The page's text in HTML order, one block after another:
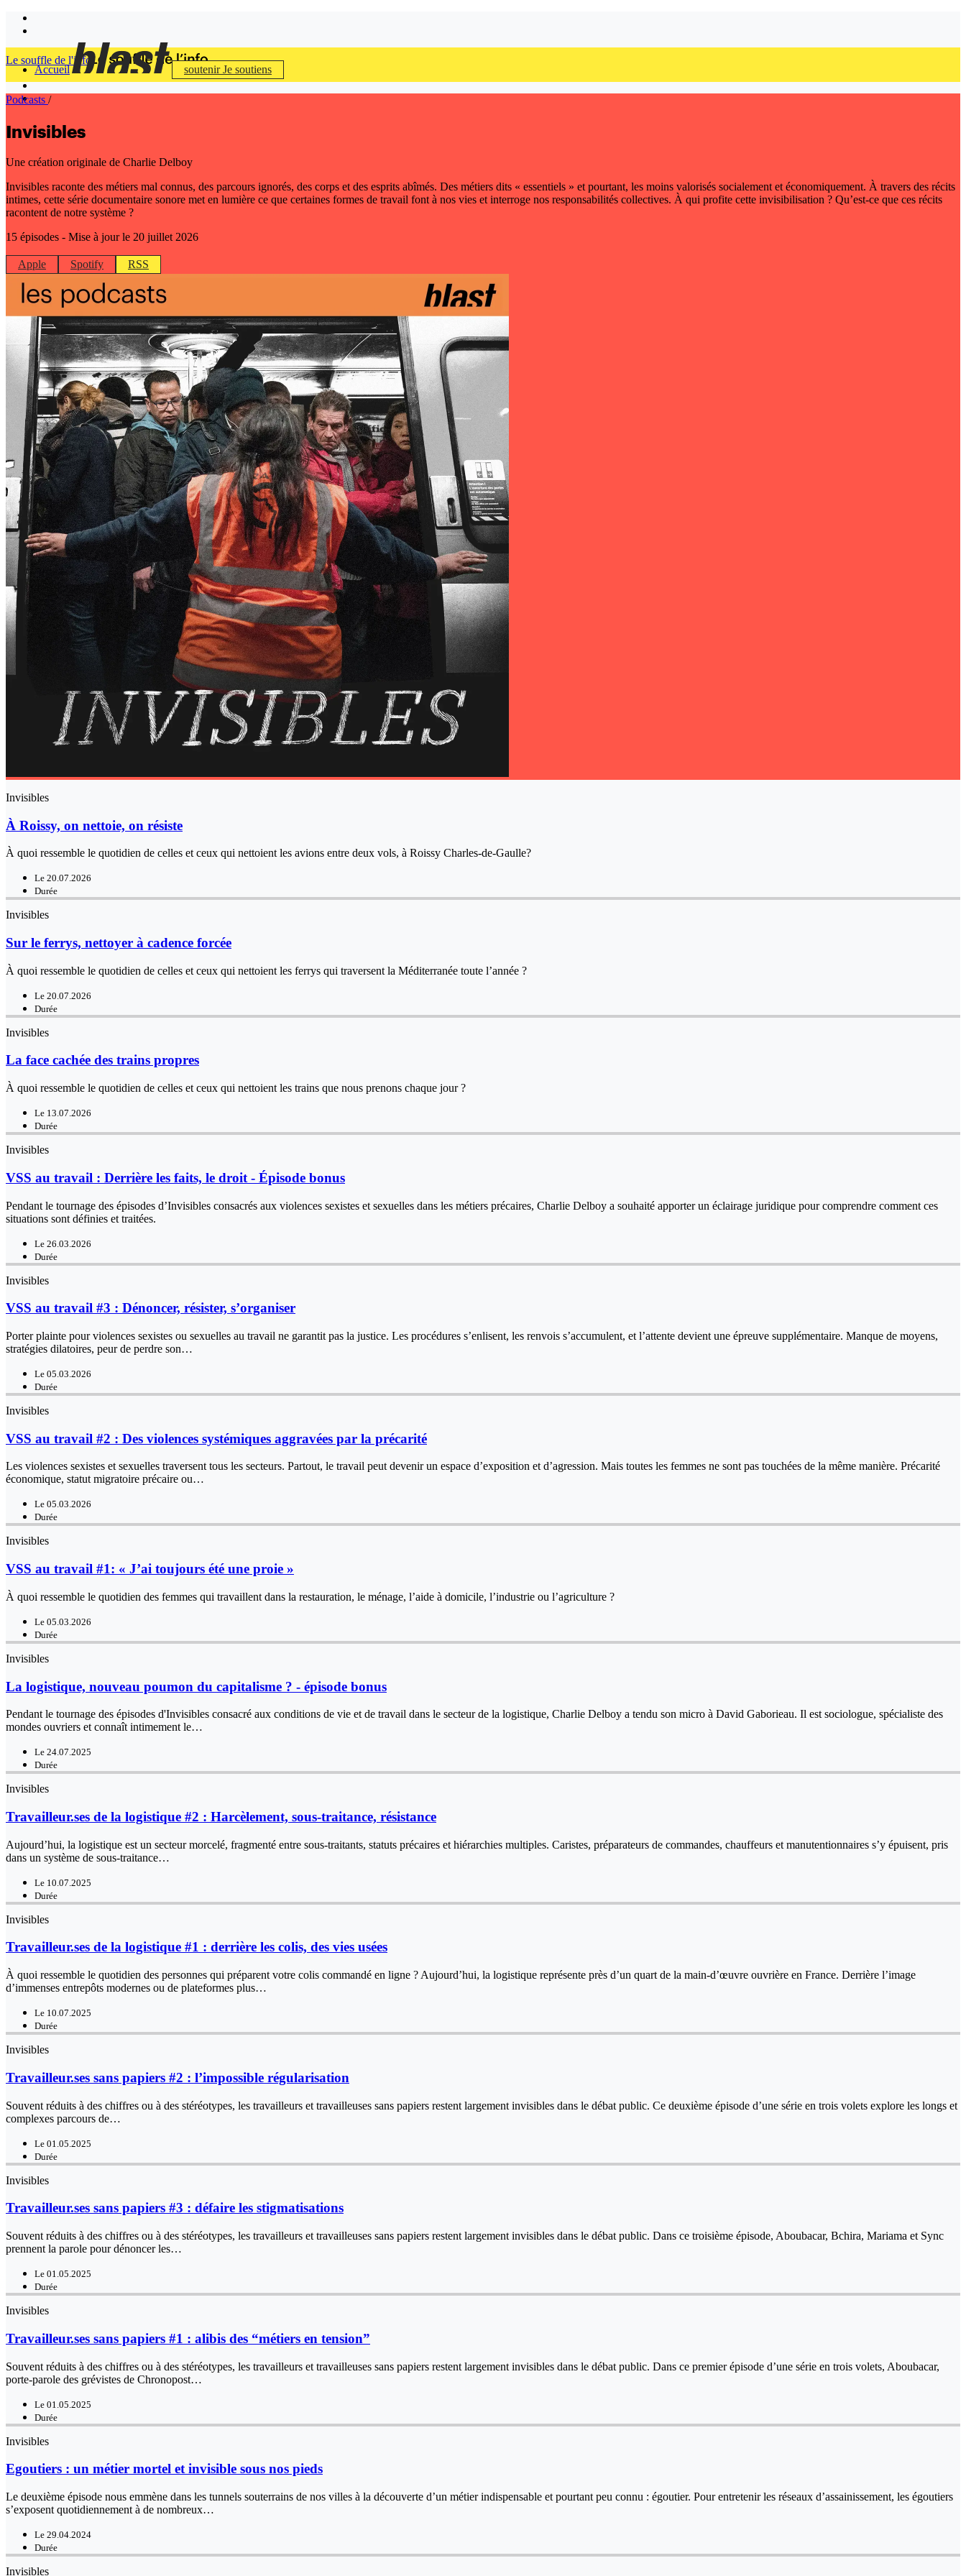
Accueil soutenirJe soutiens
Le souffle de l'info
Podcasts /
Invisibles
Une création originale de Charlie Delboy
Invisibles raconte des métiers mal connus, des parcours ignorés, des corps et des esprits abîmés. Des métiers dits « essentiels » et pourtant, les moins valorisés socialement et économiquement. À travers des récits
intimes, cette série documentaire sonore met en lumière ce que certaines formes de travail font à nos vies et interroge nos responsabilités collectives. À qui profite cette invisibilisation ? Qu’est-ce que ces récits
racontent de notre système ?
15 épisodes - Mise à jour le 20 juillet 2026
Apple Spotify RSS
Invisibles
À Roissy, on nettoie, on résiste
À quoi ressemble le quotidien de celles et ceux qui nettoient les avions entre deux vols, à Roissy Charles-de-Gaulle?
Le 20.07.2026
Durée
Invisibles
Sur le ferrys, nettoyer à cadence forcée
À quoi ressemble le quotidien de celles et ceux qui nettoient les ferrys qui traversent la Méditerranée toute l’année ?
Le 20.07.2026
Durée
Invisibles
La face cachée des trains propres
À quoi ressemble le quotidien de celles et ceux qui nettoient les trains que nous prenons chaque jour ?
Le 13.07.2026
Durée
Invisibles
VSS au travail : Derrière les faits, le droit - Épisode bonus
Pendant le tournage des épisodes d’Invisibles consacrés aux violences sexistes et sexuelles dans les métiers précaires, Charlie Delboy a souhaité apporter un éclairage juridique pour comprendre comment ces
situations sont définies et traitées.
Le 26.03.2026
Durée
Invisibles
VSS au travail #3 : Dénoncer, résister, s’organiser
Porter plainte pour violences sexistes ou sexuelles au travail ne garantit pas la justice. Les procédures s’enlisent, les renvois s’accumulent, et l’attente devient une épreuve supplémentaire. Manque de moyens,
stratégies dilatoires, peur de perdre son…
Le 05.03.2026
Durée
Invisibles
VSS au travail #2 : Des violences systémiques aggravées par la précarité
Les violences sexistes et sexuelles traversent tous les secteurs. Partout, le travail peut devenir un espace d’exposition et d’agression. Mais toutes les femmes ne sont pas touchées de la même manière. Précarité
économique, statut migratoire précaire ou…
Le 05.03.2026
Durée
Invisibles
VSS au travail #1: « J’ai toujours été une proie »
À quoi ressemble le quotidien des femmes qui travaillent dans la restauration, le ménage, l’aide à domicile, l’industrie ou l’agriculture ?
Le 05.03.2026
Durée
Invisibles
La logistique, nouveau poumon du capitalisme ? - épisode bonus
Pendant le tournage des épisodes d'Invisibles consacré aux conditions de vie et de travail dans le secteur de la logistique, Charlie Delboy a tendu son micro à David Gaborieau. Il est sociologue, spécialiste des
mondes ouvriers et connaît intimement le…
Le 24.07.2025
Durée
Invisibles
Travailleur.ses de la logistique #2 : Harcèlement, sous-traitance, résistance
Aujourd’hui, la logistique est un secteur morcelé, fragmenté entre sous-traitants, statuts précaires et hiérarchies multiples. Caristes, préparateurs de commandes, chauffeurs et manutentionnaires s’y épuisent, pris
dans un système de sous-traitance…
Le 10.07.2025
Durée
Invisibles
Travailleur.ses de la logistique #1 : derrière les colis, des vies usées
À quoi ressemble le quotidien des personnes qui préparent votre colis commandé en ligne ? Aujourd’hui, la logistique représente près d’un quart de la main-d’œuvre ouvrière en France. Derrière l’image
d’immenses entrepôts modernes ou de plateformes plus…
Le 10.07.2025
Durée
Invisibles
Travailleur.ses sans papiers #2 : l’impossible régularisation
Souvent réduits à des chiffres ou à des stéréotypes, les travailleurs et travailleuses sans papiers restent largement invisibles dans le débat public. Ce deuxième épisode d’une série en trois volets explore les longs et
complexes parcours de…
Le 01.05.2025
Durée
Invisibles
Travailleur.ses sans papiers #3 : défaire les stigmatisations
Souvent réduits à des chiffres ou à des stéréotypes, les travailleurs et travailleuses sans papiers restent largement invisibles dans le débat public. Dans ce troisième épisode, Aboubacar, Bchira, Mariama et Sync
prennent la parole pour dénoncer les…
Le 01.05.2025
Durée
Invisibles
Travailleur.ses sans papiers #1 : alibis des “métiers en tension”
Souvent réduits à des chiffres ou à des stéréotypes, les travailleurs et travailleuses sans papiers restent largement invisibles dans le débat public. Dans ce premier épisode d’une série en trois volets, Aboubacar,
porte-parole des grévistes de Chronopost…
Le 01.05.2025
Durée
Invisibles
Egoutiers : un métier mortel et invisible sous nos pieds
Le deuxième épisode nous emmène dans les tunnels souterrains de nos villes à la découverte d’un métier indispensable et pourtant peu connu : égoutier. Pour entretenir les réseaux d’assainissement, les égoutiers
s’exposent quotidiennement à de nombreux…
Le 29.04.2024
Durée
Invisibles